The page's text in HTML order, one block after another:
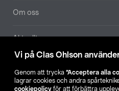
Vi på Clas Ohlson
Genom att trycka ”Acceptera alla
lagrar cookies och andra
cookiepolicy för att förbättra
Om oss
Aktuellt